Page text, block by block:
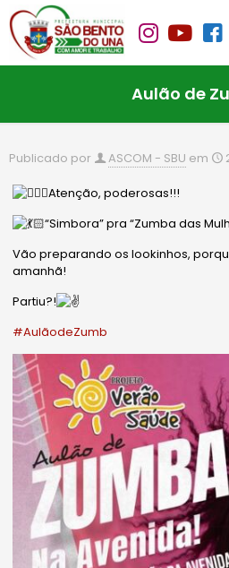
Aulão de
Publicado por ASCOM - SBU em
Atenção, poderosas!!!
“Simbora” pra “Zumba das
Vão preparando os lookinhos,
amanhã!
Partiu?!
#AulãodeZumb